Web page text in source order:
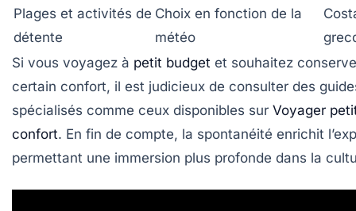
Plages et activités de
détente
Choix en fonction de la
météo
Si vous voyagez à petit budget et souhaitez
certain confort, il est judicieux de consulter des
spécialisés comme ceux disponibles sur Voyager
confort. En fin de compte, la spontanéité enrichit
permettant une immersion plus profonde dans la